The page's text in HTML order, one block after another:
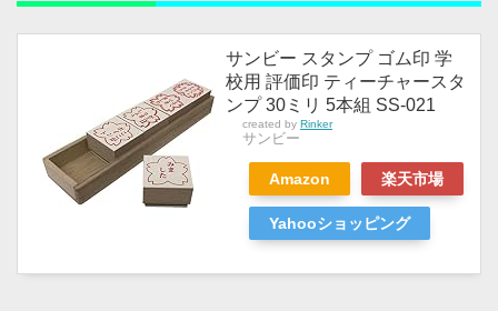
サンビー スタンプ ゴム印 学
校用 評価印 ティーチャースタ
ンプ 30ミリ 5本組 SS-021
created by Rinker
サンビー
Amazon 楽天市場
Yahooショッピング